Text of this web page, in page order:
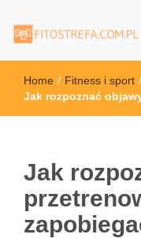
Home / Fitness i sport /
Jak rozpoznać
Jak